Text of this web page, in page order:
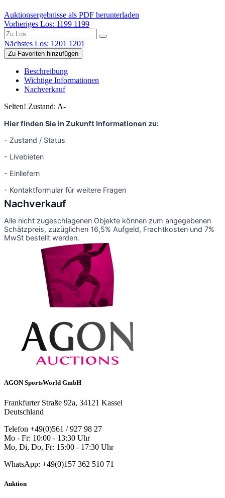
Auktionsergebnisse als PDF herunterladen
Vorheriges Los: 1199 1199
Nächstes Los: 1201 1201
Zu Favoriten hinzufügen
Beschreibung
Wichtige Informationen
Nachverkauf
Selten! Zustand: A-
Hier finden Sie in Zukunft Informationen zu:
- Zustand / Status
- Livebieten
- Einliefern
- Kontaktformular für weitere Fragen
Nachverkauf
Alle nicht zugeschlagenen Objekte können zum angegebenen
Schätzpreis, zuzüglichen 16,5% Aufgeld, Frachtkosten und 7%
MwSt bestellt werden.
AGON SportsWorld GmbH
Frankfurter Straße 92a, 34121 Kassel
Deutschland
Telefon +49(0)561 / 927 98 27
Mo - Fr: 10:00 - 13:30 Uhr
Mo, Di, Do, Fr: 15:00 - 17:30 Uhr
WhatsApp: +49(0)157 362 510 71
Auktion